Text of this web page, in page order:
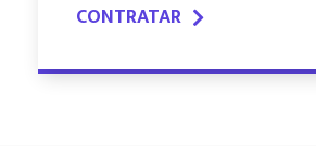
CONTRATAR